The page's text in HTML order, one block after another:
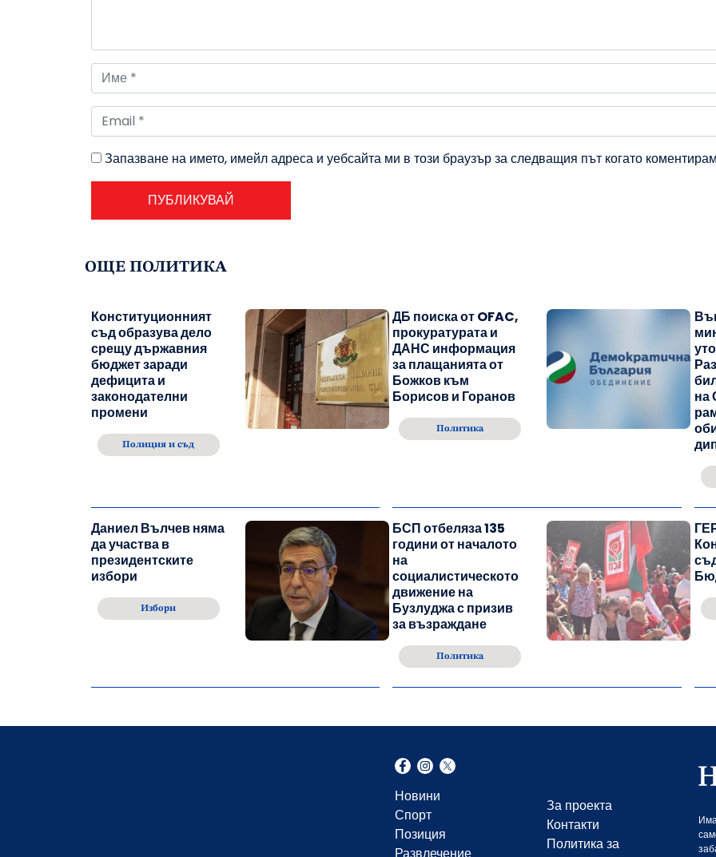
Запазване на името, имейл адреса и уебсайта ми в този браузър за следващия път когато
ОЩЕ ПОЛИТИКА
Конституционният
съд образува дело
срещу държавния
бюджет заради
дефицита и
законодателни
промени
Полиция и съд
ДБ поиска от OFAC,
прокуратурата и
ДАНС информация
за плащанията от
Божков към
Борисов и Горанов
Политика
на
Даниел Вълчев няма
да участва в
президентските
избори
Избори
БСП отбеляза 135
години от началото
на
социалистическото
движение на
Бузлуджа с призив
за възраждане
Политика
Новини
Спорт
Позиция
Развлечение
За проекта
Контакти
Политика за